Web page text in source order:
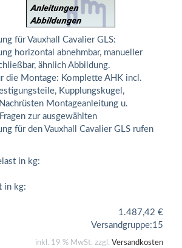
für Vauxhall Cavalier GLS:
horizontal abnehmbar, manueller
ähnlich Abbildung.
die Montage: Komplette AHK incl.
Kupplungskugel,
Montageanleitung u.
zur ausgewählten
für den Vauxhall Cavalier GLS rufen
in kg:
in kg:
1.487,42 €
Versandgruppe:15
inkl. 19 % MwSt. zzgl. Versandkosten